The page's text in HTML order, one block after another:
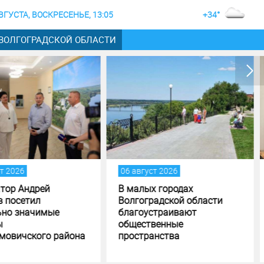
ВОСКРЕСЕНЬЕ, 13:05 +34°
ОБЛАСТИ
2026
городах
области
05 август 2026
Андрей Бочаров поставил
задачи по исполнению и
формированию бюджета
Волгоградской области